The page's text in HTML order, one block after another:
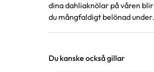
dina dahliaknölar på våren blir
du mångfaldigt belönad under
Du kanske också gillar